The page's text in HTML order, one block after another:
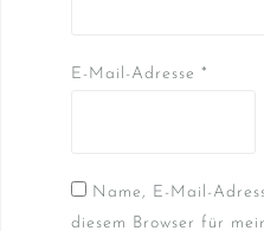
E-Mail-Adresse *
Name, E-Mail-
diesem Browser für